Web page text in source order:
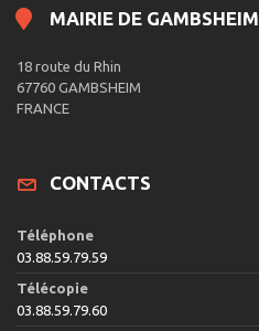
MAIRIE DE GAMBSHEIM
18 route du Rhin
67760 GAMBSHEIM
FRANCE
CONTACTS
Téléphone
03.88.59.79.59
Télécopie
03.88.59.79.60